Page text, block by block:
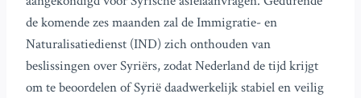
de komende zes maanden zal de Immigratie- en
Naturalisatiedienst (IND) zich onthouden van
beslissingen over Syriërs, zodat Nederland de tijd krijgt
om te beoordelen of Syrië daadwerkelijk stabiel en veilig